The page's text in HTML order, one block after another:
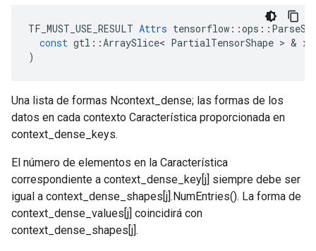
TF_MUST_USE_RESULT Attrs tensorflow ::ops ::
const gtl ::ArraySlice< PartialTensorShape > & x
)
Una lista de formas Ncontext_dense; las formas de los
datos en cada contexto Característica proporcionada en
context_dense_keys.
El número de elementos en la Característica
correspondiente a context_dense_key[j] siempre debe ser
igual a context_dense_shapes[j].NumEntries(). La forma de
context_dense_values[j] coincidirá con
context_dense_shapes[j].